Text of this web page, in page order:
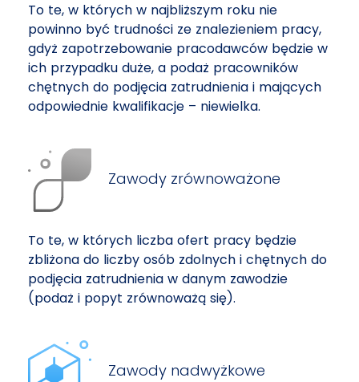
To te, w których w najbliższym roku nie
powinno być trudności ze znalezieniem pracy,
gdyż zapotrzebowanie pracodawców będzie w
ich przypadku duże, a podaż pracowników
chętnych do podjęcia zatrudnienia i mających
odpowiednie kwalifikacje – niewielka.
Zawody zrównoważone
To te, w których liczba ofert pracy będzie
zbliżona do liczby osób zdolnych i chętnych do
podjęcia zatrudnienia w danym zawodzie
(podaż i popyt zrównoważą się).
Zawody nadwyżkowe